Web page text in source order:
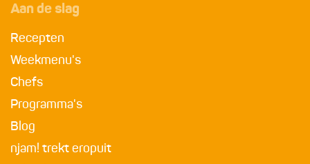
Aan de slag
Recepten
Weekmenu's
Chefs
Programma's
Blog
njam! trekt eropuit